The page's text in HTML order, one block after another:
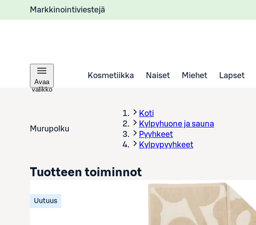
Markkinointiviestejä
Avaa
valikko
Kosmetiikka Naiset Miehet Lapset
Murupolku
Koti
Kylpyhuone ja sauna
Pyyhkeet
Kylpypyyhkeet
Uutuus
Tuotteen toiminnot